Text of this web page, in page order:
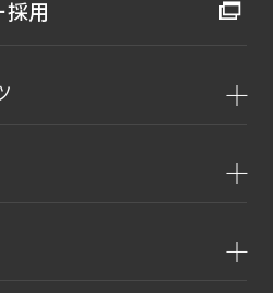
採用